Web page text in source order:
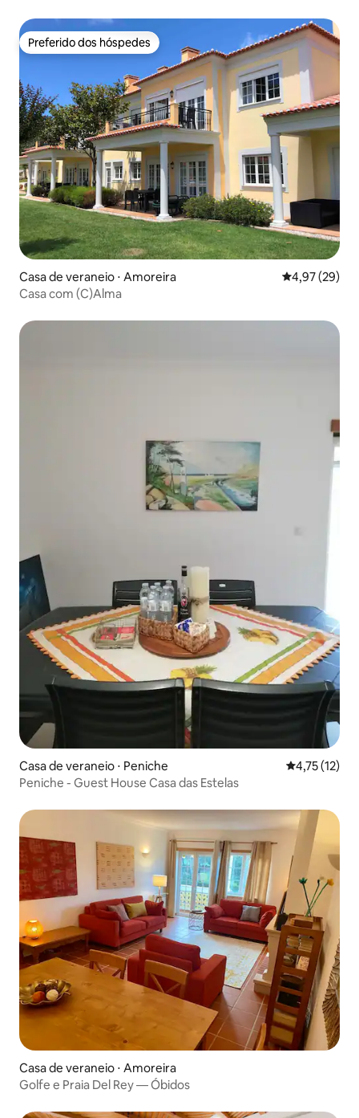
Preferido dos hóspedes
Preferido dos hóspedes
Casa de veraneio ⋅ Amoreira 4,97 de uma
4,97 (29)
Casa com (C)Alma
Casa de veraneio ⋅ Peniche 4,75 de uma
4,75 (12)
Peniche - Guest House Casa das Estelas
Casa de veraneio ⋅ Amoreira
Golfe e Praia Del Rey — Óbidos